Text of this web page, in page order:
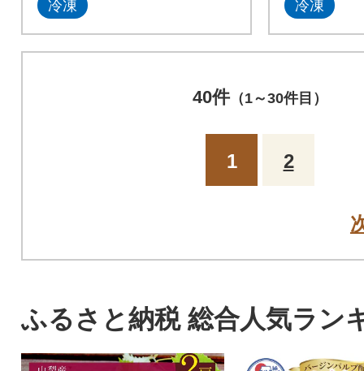
冷凍 冷凍
40件（1～30件目）
1 2
ふるさと納税 総合人気ラン